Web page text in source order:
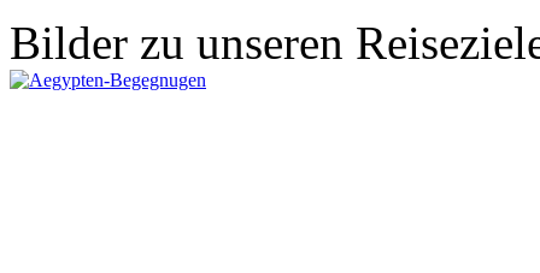
Bilder zu unseren